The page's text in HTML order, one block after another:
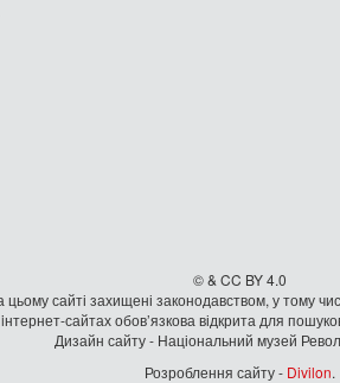
© & CC BY 4.0
цьому сайті захищені законодавством, у тому
сайтах обов’язкова відкрита для
Дизайн сайту - Національний музей
Розроблення сайту - Divilon.